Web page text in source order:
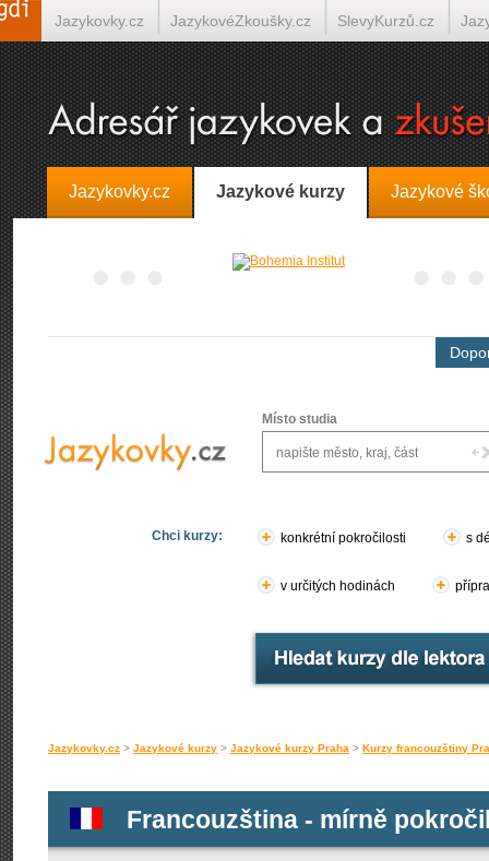
Jazykovky.cz Jazykové kurzy Jazykové
Místo studia
Chci kurzy: konkrétní pokročilosti s
v určitých hodinách
Jazykovky.cz > Jazykové kurzy > Jazykové kurzy Praha > Kurzy francouzštiny
Francouzština - mírně
Jazykovky.cz JazykovéZkoušky.cz SlevyKurzů.cz
Španělština on-line Italština on-line Tlumočení-